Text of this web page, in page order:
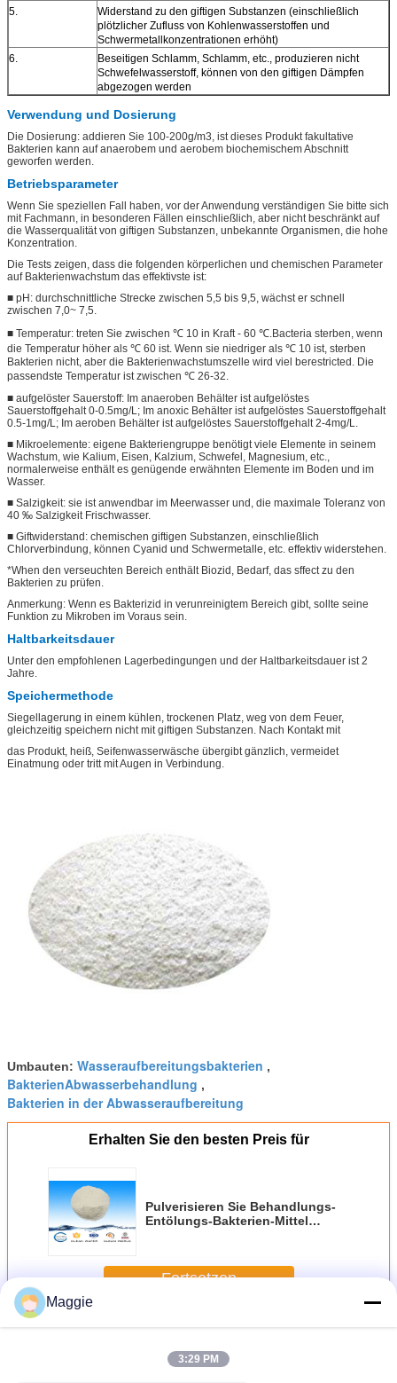
5.
Widerstand zu den giftigen Substanzen (einschließlich
plötzlicher Zufluss von Kohlenwasserstoffen und
Schwermetallkonzentrationen erhöht)
6.
Beseitigen Schlamm, Schlamm, etc., produzieren nicht
Schwefelwasserstoff, können von den giftigen Dämpfen
abgezogen werden
Verwendung und Dosierung
Die Dosierung: addieren Sie 100-200g/m3, ist dieses Produkt fakultative
Bakterien kann auf anaerobem und aerobem biochemischem Abschnitt
geworfen werden.
Betriebsparameter
Wenn Sie speziellen Fall haben, vor der Anwendung verständigen Sie bitte sich
mit Fachmann, in besonderen Fällen einschließlich, aber nicht beschränkt auf
die Wasserqualität von giftigen Substanzen, unbekannte Organismen, die hohe
Konzentration.
Die Tests zeigen, dass die folgenden körperlichen und chemischen Parameter
auf Bakterienwachstum das effektivste ist:
■ pH: durchschnittliche Strecke zwischen 5,5 bis 9,5, wächst er schnell
zwischen 7,0~ 7,5.
■ Temperatur: treten Sie zwischen ℃ 10 in Kraft - 60 ℃.Bacteria sterben, wenn
die Temperatur höher als ℃ 60 ist. Wenn sie niedriger als ℃ 10 ist, sterben
Bakterien nicht, aber die Bakterienwachstumszelle wird viel berestricted. Die
passendste Temperatur ist zwischen ℃ 26-32.
■ aufgelöster Sauerstoff: Im anaeroben Behälter ist aufgelöstes
Sauerstoffgehalt 0-0.5mg/L; Im anoxic Behälter ist aufgelöstes Sauerstoffgehalt
0.5-1mg/L; Im aeroben Behälter ist aufgelöstes Sauerstoffgehalt 2-4mg/L.
■ Mikroelemente: eigene Bakteriengruppe benötigt viele Elemente in seinem
Wachstum, wie Kalium, Eisen, Kalzium, Schwefel, Magnesium, etc.,
normalerweise enthält es genügende erwähnten Elemente im Boden und im
Wasser.
■ Salzigkeit: sie ist anwendbar im Meerwasser und, die maximale Toleranz von
40 ‰ Salzigkeit Frischwasser.
■ Giftwiderstand: chemischen giftigen Substanzen, einschließlich
Chlorverbindung, können Cyanid und Schwermetalle, etc. effektiv widerstehen.
*When den verseuchten Bereich enthält Biozid, Bedarf, das sffect zu den
Bakterien zu prüfen.
Anmerkung: Wenn es Bakterizid in verunreinigtem Bereich gibt, sollte seine
Funktion zu Mikroben im Voraus sein.
Haltbarkeitsdauer
Unter den empfohlenen Lagerbedingungen und der Haltbarkeitsdauer ist 2
Jahre.
Speichermethode
Siegellagerung in einem kühlen, trockenen Platz, weg von dem Feuer,
gleichzeitig speichern nicht mit giftigen Substanzen. Nach Kontakt mit
das Produkt, heiß, Seifenwasserwäsche übergibt gänzlich, vermeidet
Einatmung oder tritt mit Augen in Verbindung.
Umbauten: Wasseraufbereitungsbakterien ,
BakterienAbwasserbehandlung ,
Bakterien in der Abwasseraufbereitung
Erhalten Sie den besten Preis für
Pulverisieren Sie Behandlungs-
Entölungs-Bakterien-Mittel
Fortsetzen
MehrBakterielle Mittel
Maggie
3:29 PM